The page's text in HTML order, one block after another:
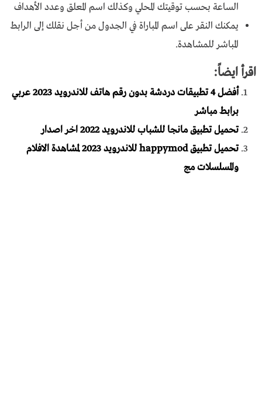
الساعة بحسب توقيتك المحلي وكذلك اسم المعلق وعدد الأهداف
يمكنك النقر على اسم المباراة في الجدول من أجل نقلك إلى الرابط
المباشر للمشاهدة.
اقرأ ايضاً:
أفضل 4 تطبيقات دردشة بدون رقم هاتف للاندرويد 2023 عربي
برابط مباشر
تحميل تطبيق مانجا للشباب للاندرويد 2022 اخر اصدار
تحميل تطبيق happymod للاندرويد 2023 لمشاهدة الافلام
والمسلسلات مج